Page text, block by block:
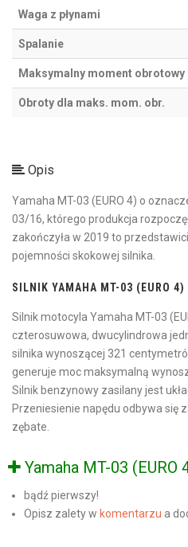
Waga z płynami
Spalanie
Maksymalny moment obrotowy
Obroty dla maks. mom. obr.
Opis
Yamaha MT-03 (EURO 4) o
03/16, którego produkcja
zakończyła w 2019 to
pojemności skokowej silnika.
SILNIK YAMAHA MT-03 (EURO 4)
Silnik motocyla Yamaha MT-03
czterosuwowa, dwucylindrowa
silnika wynoszącej 321
generuje moc maksymalną
Silnik benzynowy zasilany jest
Przeniesienie napędu odbywa się
zębate.
Yamaha MT-03 (EURO
bądź pierwszy!
Opisz zalety w komentarzu a